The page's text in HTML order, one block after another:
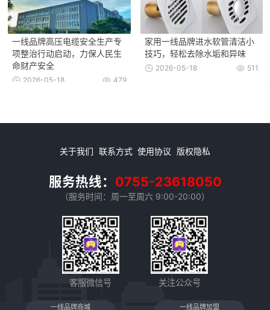
一线品牌高压电缆安全生产专
项整治行动启动，力保人民生
命财产安全
479
2026-05-18
家用一线品牌进水软管清洁小
技巧，轻松去除水垢和异味
511
2026-05-18
关于我们 联系方式 使用协议 版权隐私
服务热线： 0755-23618050
（服务时间：周一至周六 9:00-20:00）
客服微信号 关注公众号
一线品牌商城 一线品牌加盟